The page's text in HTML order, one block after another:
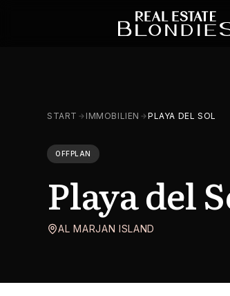
START IMMOBILIEN PLAYA DEL SOL
OFFPLAN
Playa del
AL MARJAN ISLAND